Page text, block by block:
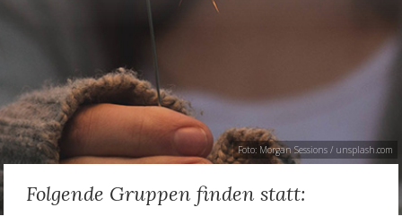
Foto: Morgan Sessions / unsplash.com
Folgende Gruppen finden statt: